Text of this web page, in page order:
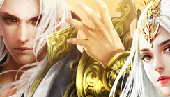
热门活动